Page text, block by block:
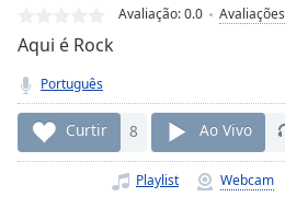
0.00%
TypeLIVE
Seek to
live,
currently
Avaliação:0.0 Avaliações
Aqui é Rock
Português
Curtir 8 Ao Vivo
Playlist Webcam